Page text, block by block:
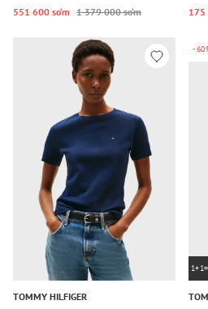
551 600 so‘m 1 379 000 so‘m 175
TOMMY HILFIGER
-